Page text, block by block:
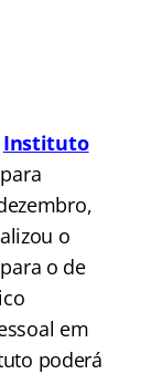
Instituto
o
o de
em
poderá